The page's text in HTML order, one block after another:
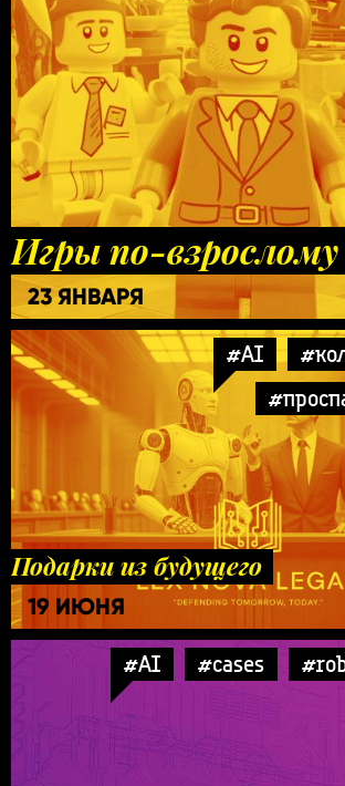
Игры по-взрослому
23 ЯНВАРЯ
#AI
Подарки из будущего
19 ИЮНЯ
#AI #cases